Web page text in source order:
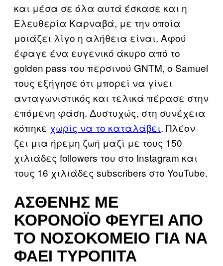
και μέσα σε όλα αυτά έσκασε και η
Ελευθερία Καρναβά, με την οποία
μοιάζει λίγο η αλήθεια είναι. Αφού
έφαγε ένα ευγενικό άκυρο από το
golden pass του περσινού GNTM, o Samuel
τους εξήγησε ότι μπορεί να γίνει
ανταγωνιστικός και τελικά πέρασε στην
επόμενη φάση. Δυστυχώς, στη συνέχεια
κόπηκε χωρίς να το καταλάβει. Πλέον
ζει μια ήρεμη ζωή μαζί με τους 150
χιλιάδες followers του στο Instagram και
τους 16 χιλιάδες subscribers στο YouTube.
ΑΣΘΕΝΉΣ ΜΕ
ΚΟΡΟΝΟΪΌ ΦΕΎΓΕΙ ΑΠΌ
ΤΟ ΝΟΣΟΚΟΜΕΊΟ ΓΙΑ ΝΑ
ΦΆΕΙ ΤΥΡΌΠΙΤΑ